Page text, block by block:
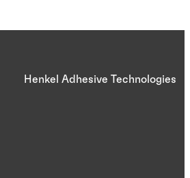
Henkel Adhesive Technologies